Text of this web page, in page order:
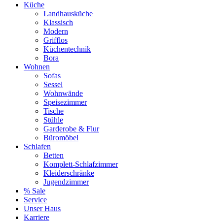
Küche
Landhausküche
Klassisch
Modern
Grifflos
Küchentechnik
Bora
Wohnen
Sofas
Sessel
Wohnwände
Speisezimmer
Tische
Stühle
Garderobe & Flur
Büromöbel
Schlafen
Betten
Komplett-Schlafzimmer
Kleiderschränke
Jugendzimmer
% Sale
Service
Unser Haus
Karriere